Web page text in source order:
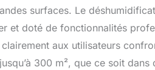
surfaces. Le
et doté de fonctionnalités
aux utilisateurs
300 m², que ce soit